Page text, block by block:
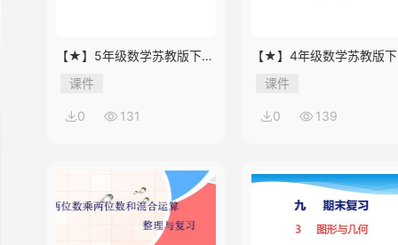
【★】5年级数学苏教版下册
课件第8单元《单元复习》
课件
0 131
【★】4年级数学苏教版
课件第9单元《单元复习》
课件
0 139